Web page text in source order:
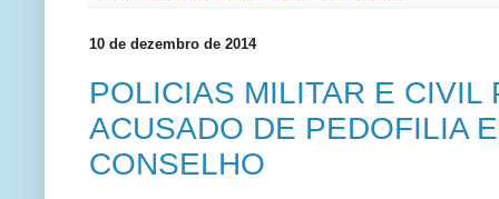
10 de dezembro de 2014
POLICIAS MILITAR E CIVIL
ACUSADO DE PEDOFILIA
CONSELHO